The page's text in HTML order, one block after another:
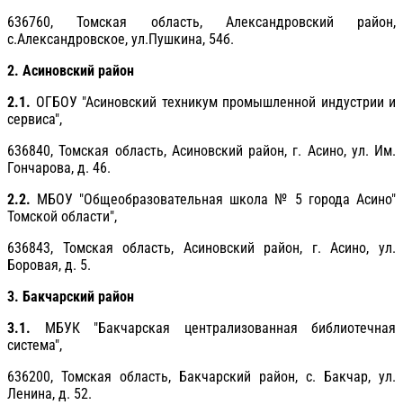
636760, Томская область, Александровский район,
с.Александровское, ул.Пушкина, 54б.
2. Асиновский район
2.1. ОГБОУ "Асиновский техникум промышленной индустрии и
сервиса",
636840, Томская область, Асиновский район, г. Асино, ул. Им.
Гончарова, д. 46.
2.2. МБОУ "Общеобразовательная школа № 5 города Асино"
Томской области",
636843, Томская область, Асиновский район, г. Асино, ул.
Боровая, д. 5.
3. Бакчарский район
3.1. МБУК "Бакчарская централизованная библиотечная
система",
636200, Томская область, Бакчарский район, с. Бакчар, ул.
Ленина, д. 52.